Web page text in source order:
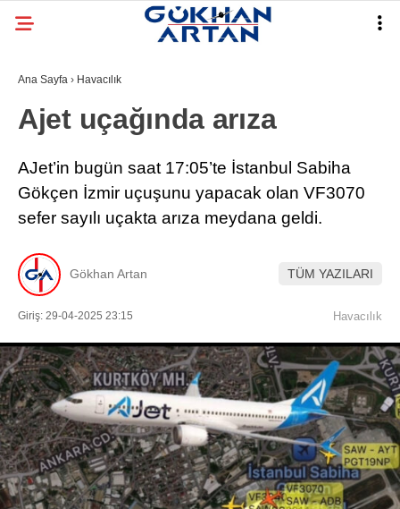
Ana Sayfa › Havacılık
Ajet uçağında arıza
AJet’in bugün saat 17:05’te İstanbul Sabiha
Gökçen İzmir uçuşunu yapacak olan VF3070
sefer sayılı uçakta arıza meydana geldi.
Gökhan Artan TÜM YAZILARI
Giriş: 29-04-2025 23:15 Havacılık